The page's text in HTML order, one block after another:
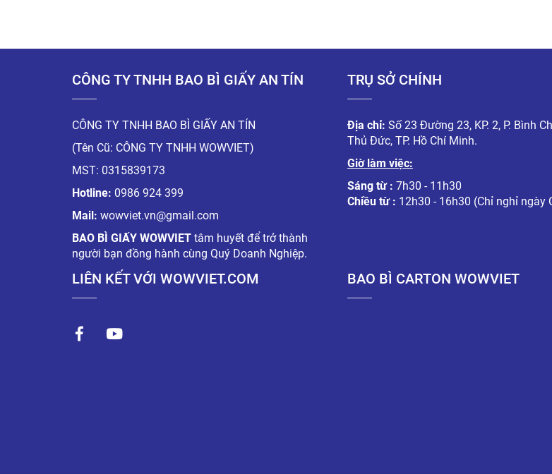
CÔNG TY TNHH BAO BÌ GIẤY AN TÍN
CÔNG TY TNHH BAO BÌ GIẤY AN TÍN
(Tên Cũ: CÔNG TY TNHH WOWVIET)
MST: 0315839173
Hotline: 0986 924 399
Mail: wowviet.vn@gmail.com
BAO BÌ GIẤY WOWVIET tâm huyết để trở thành
người bạn đồng hành cùng Quý Doanh Nghiệp.
TRỤ SỞ CHÍNH
Địa chỉ: Số 23 Đường 23, KP. 2, P. Bình
Thủ Đức, TP. Hồ Chí Minh.
Giờ làm việc:
Sáng từ : 7h30 - 11h30
Chiều từ : 12h30 - 16h30 (Chỉ nghỉ ngày
LIÊN KẾT VỚI WOWVIET.COM BAO BÌ CARTON WOWVIET